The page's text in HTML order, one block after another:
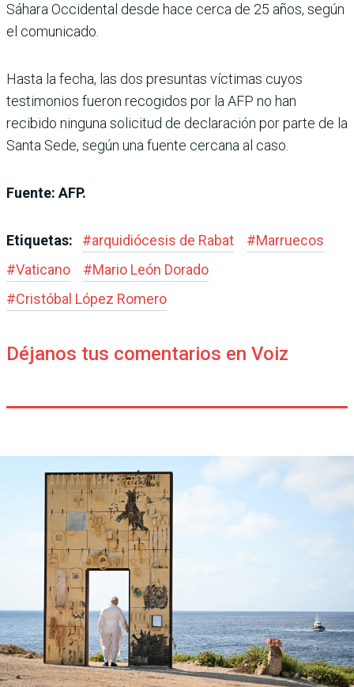
Sáhara Occidental desde hace cerca de 25 años, según
el comunicado.
Hasta la fecha, las dos presuntas víctimas cuyos
testimonios fueron recogidos por la AFP no han
recibido ninguna solicitud de declaración por parte de la
Santa Sede, según una fuente cercana al caso.
Fuente: AFP.
Etiquetas: #arquidiócesis de Rabat #Marruecos
#Vaticano #Mario León Dorado
#Cristóbal López Romero
Déjanos tus comentarios en Voiz